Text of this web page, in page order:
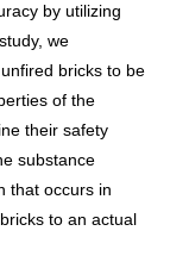
by utilizing
we
bricks to be
of the
their safety
substance
that occurs in
to an actual